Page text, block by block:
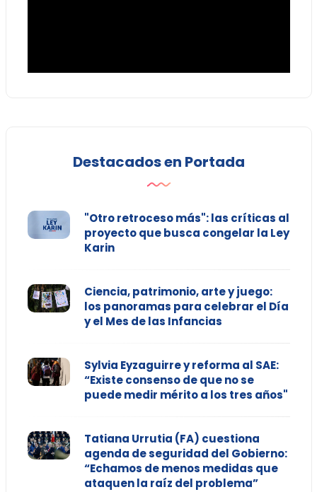
Destacados en Portada
"Otro retroceso más": las críticas al
proyecto que busca congelar la Ley
Karin
Ciencia, patrimonio, arte y juego:
los panoramas para celebrar el Día
y el Mes de las Infancias
Sylvia Eyzaguirre y reforma al SAE:
“Existe consenso de que no se
puede medir mérito a los tres años"
Tatiana Urrutia (FA) cuestiona
agenda de seguridad del Gobierno:
“Echamos de menos medidas que
ataquen la raíz del problema”